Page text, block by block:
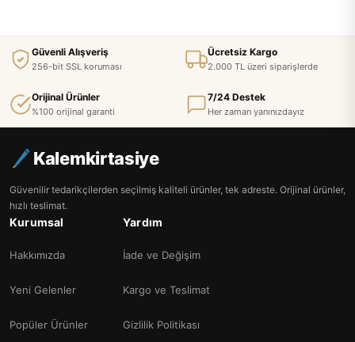
Güvenli Alışveriş
256-bit SSL koruması
Ücretsiz Kargo
2.000 TL üzeri siparişlerde
Orijinal Ürünler
%100 orijinal garanti
7/24 Destek
Her zaman yanınızdayız
Kalemkirtasiye
Güvenilir tedarikçilerden seçilmiş kaliteli ürünler, tek adreste. Orijinal ürünler,
hızlı teslimat.
Kurumsal
Hakkımızda
Yeni Gelenler
Popüler Ürünler
Yardım
İade ve Değişim
Kargo ve Teslimat
Gizlilik Politikası